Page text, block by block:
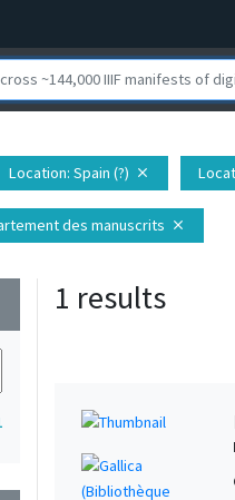
Location: Spain (?) close
des manuscrits close
1 results